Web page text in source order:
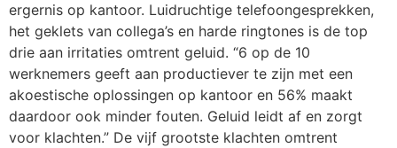
ergernis op kantoor. Luidruchtige telefoongesprekken,
het geklets van collega’s en harde ringtones is de top
drie aan irritaties omtrent geluid. “6 op de 10
werknemers geeft aan productiever te zijn met een
akoestische oplossingen op kantoor en 56% maakt
daardoor ook minder fouten. Geluid leidt af en zorgt
voor klachten.” De vijf grootste klachten omtrent